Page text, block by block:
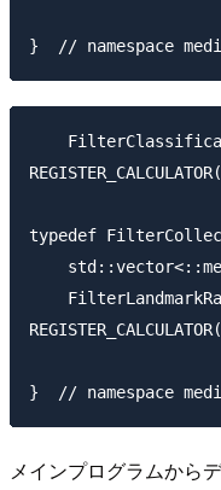
typedef
メインプログラムから